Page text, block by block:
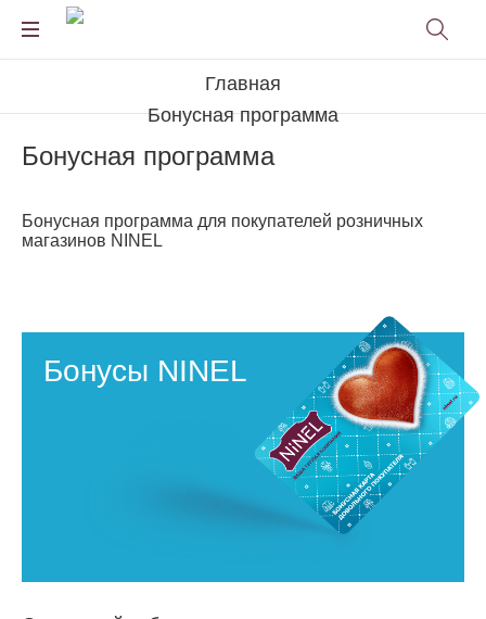
Бонусная программа
Главная
Бонусная программа
Бонусная программа для покупателей розничных
магазинов NINEL
Бонусы NINEL